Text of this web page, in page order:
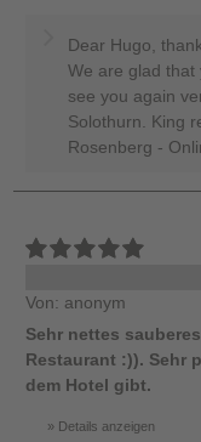
Dear Hugo,
We are glad that
see you again
Solothurn. King
Rosenberg -
Von: anonym
Sehr nettes
Restaurant :)). Sehr
dem Hotel gibt.
Details anzeigen